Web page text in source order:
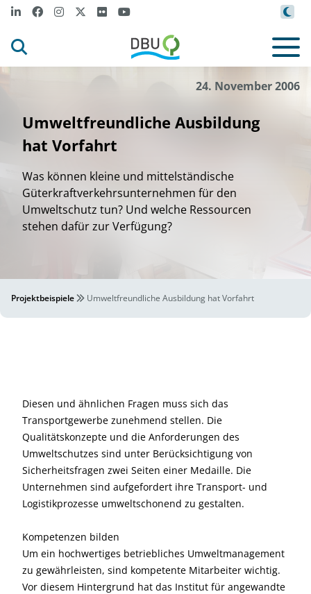
24. November 2006
Umweltfreundliche Ausbildung
hat Vorfahrt
Was können kleine und mittelständische
Güterkraftverkehrsunternehmen für den
Umweltschutz tun? Und welche Ressourcen
stehen dafür zur Verfügung?
Projektbeispiele Umweltfreundliche Ausbildung hat Vorfahrt
Diesen und ähnlichen Fragen muss sich das
Transportgewerbe zunehmend stellen. Die
Qualitätskonzepte und die Anforderungen des
Umweltschutzes sind unter Berücksichtigung von
Sicherheitsfragen zwei Seiten einer Medaille. Die
Unternehmen sind aufgefordert ihre Transport- und
Logistikprozesse umweltschonend zu gestalten.
Kompetenzen bilden
Um ein hochwertiges betriebliches Umweltmanagement
zu gewährleisten, sind kompetente Mitarbeiter wichtig.
Vor diesem Hintergrund hat das Institut für angewandte